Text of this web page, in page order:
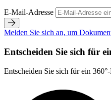
E-Mail-Adresse
Melden Sie sich an, um
Entscheiden Sie sich für
Entscheiden Sie sich für ein